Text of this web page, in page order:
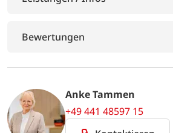
Reiseverlauf
Preise / Termine
Bewertungen